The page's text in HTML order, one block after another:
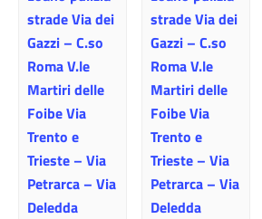
strade Via dei
Gazzi – C.so
Roma V.le
Martiri delle
Foibe Via
Trento e
Trieste – Via
Petrarca – Via
Deledda
strade Via dei
Gazzi – C.so
Roma V.le
Martiri delle
Foibe Via
Trento e
Trieste – Via
Petrarca – Via
Deledda